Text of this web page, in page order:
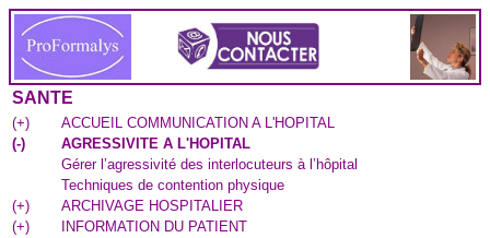
SANTE
(+)
ACCUEIL COMMUNICATION A L'HOPITAL
(-)
AGRESSIVITE A L'HOPITAL
Gérer l’agressivité des interlocuteurs à l’hôpital
Techniques de contention physique
(+)
ARCHIVAGE HOSPITALIER
(+)
INFORMATION DU PATIENT